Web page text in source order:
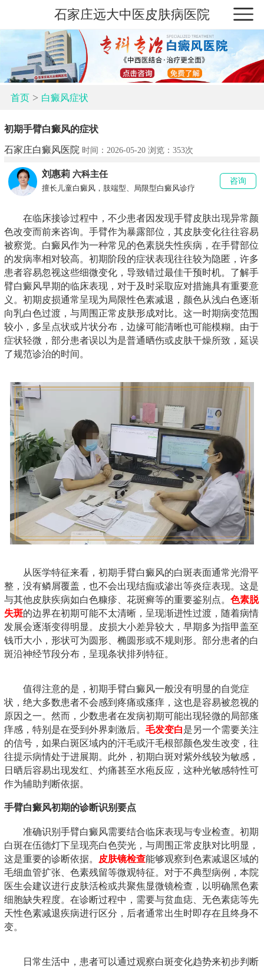
石家庄远大中医皮肤病医院
首页> 白癜风症状
初期手臂白癜风的症状
石家庄白癜风医院 时间：2026-05-20 浏览： 353次
刘惠莉 六科主任
擅长儿童白癜风，肢端型、局限型白癜风诊疗
咨询
在临床接诊过程中，不少患者因发现手臂皮肤出现异常颜
色改变而前来咨询。手臂作为暴露部位，其皮肤变化往往容易
被察觉。白癜风作为一种常见的色素脱失性疾病，在手臂部位
的发病率相对较高。初期阶段的症状表现往往较为隐匿，许多
患者容易忽视这些细微变化，导致错过最佳干预时机。了解手
臂白癜风早期的临床表现，对于及时采取应对措施具有重要意
义。初期皮损通常呈现为局限性色素减退，颜色从浅白色逐渐
向乳白色过渡，与周围正常皮肤形成对比。这一时期病变范围
较小，多呈点状或片状分布，边缘可能清晰也可能模糊。由于
症状轻微，部分患者误以为是普通晒伤或皮肤干燥所致，延误
了规范诊治的时间。
从医学特征来看，初期手臂白癜风的白斑表面通常光滑平
整，没有鳞屑覆盖，也不会出现结痂或渗出等炎症表现。这是
与其他皮肤疾病如白色糠疹、花斑癣等的重要鉴别点。 色素脱
失斑的边界在初期可能不太清晰，呈现渐进性过渡，随着病情
发展会逐渐变得明显。皮损大小差异较大，早期多为指甲盖至
钱币大小，形状可为圆形、椭圆形或不规则形。部分患者的白
斑沿神经节段分布，呈现条状排列特征。
值得注意的是，初期手臂白癜风一般没有明显的自觉症
状，绝大多数患者不会感到疼痛或瘙痒，这也是容易被忽视的
原因之一。然而，少数患者在发病初期可能出现轻微的局部瘙
痒感，特别是在受到外界刺激后。 毛发变白是另一个需要关注
的信号，如果白斑区域内的汗毛或汗毛根部颜色发生改变，往
往提示病情处于进展期。此外，初期白斑对紫外线较为敏感，
日晒后容易出现发红、灼痛甚至水疱反应，这种光敏感特性可
作为辅助判断依据。
手臂白癜风初期的诊断识别要点
准确识别手臂白癜风需要结合临床表现与专业检查。初期
白斑在伍德灯下呈现亮白色荧光，与周围正常皮肤对比明显，
这是重要的诊断依据。
皮肤镜检查能够观察到色素减退区域的
毛细血管扩张、色素残留等微观特征。对于不典型病例，本院
医生会建议进行皮肤活检或共聚焦显微镜检查，以明确黑色素
细胞缺失程度。在诊断过程中，需要与贫血痣、无色素痣等先
天性色素减退疾病进行区分，后者通常出生时即存在且终身不
变。
日常生活中，患者可以通过观察白斑变化趋势来初步判断